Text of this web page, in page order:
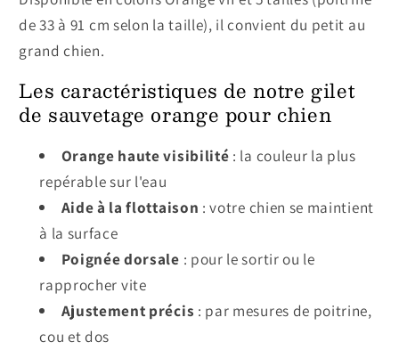
de 33 à 91 cm selon la taille), il convient du petit au
grand chien.
Les caractéristiques de notre gilet
de sauvetage orange pour chien
Orange haute visibilité : la couleur la plus
repérable sur l'eau
Aide à la flottaison : votre chien se maintient
à la surface
Poignée dorsale : pour le sortir ou le
rapprocher vite
Ajustement précis : par mesures de poitrine,
cou et dos